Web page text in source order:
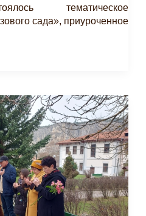
тематическое
сада», приуроченное